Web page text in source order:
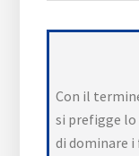
Con il
si prefigge
di dominare i